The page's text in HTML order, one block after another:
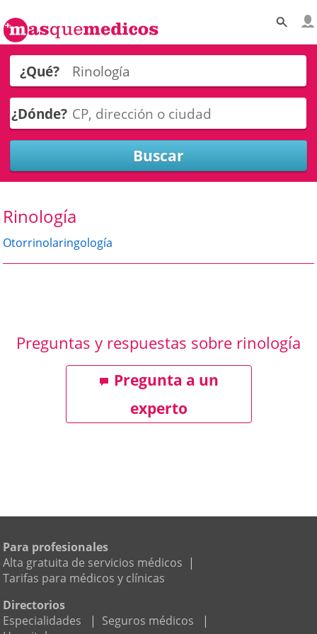
¿Qué?
¿Dónde?
Rinología
Otorrinolaringología
Preguntas y respuestas sobre rinología
Pregunta a un
experto
Para profesionales
Alta gratuita de servicios médicos |
Tarifas para médicos y clínicas
Directorios
Especialidades
| Seguros médicos
|